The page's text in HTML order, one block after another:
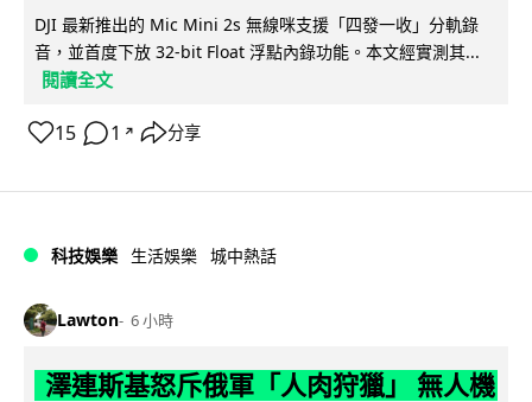
DJI 最新推出的 Mic Mini 2s 無線咪支援「四發一收」分軌錄
音，並首度下放 32-bit Float 浮點內錄功能。本文經實測其...
閱讀全文
15 1 ↗ 分享
科技娛樂 生活娛樂 城中熱話
Lawton 6 小時
澤連斯基怒斥俄軍「人肉狩獵」 無人機